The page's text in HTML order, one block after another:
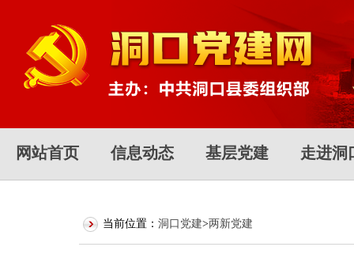
网站首页 信息动态 基层党建 走进洞
当前位置： 洞口党建>两新党建